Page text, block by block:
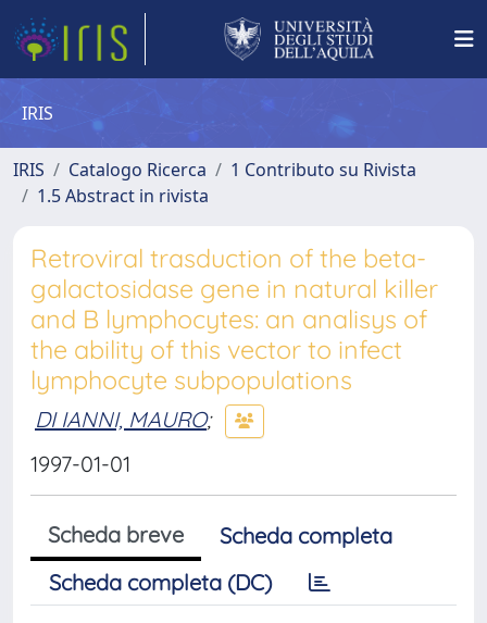
IRIS
IRIS Catalogo Ricerca
1 Contributo su Rivista
1.5 Abstract in rivista
Retroviral trasduction of the beta-
galactosidase gene in natural killer
and B lymphocytes: an analisys of
the ability of this vector to infect
lymphocyte subpopulations
DI IANNI, MAURO;
1997-01-01
Scheda breve
Scheda completa
Scheda completa (DC)